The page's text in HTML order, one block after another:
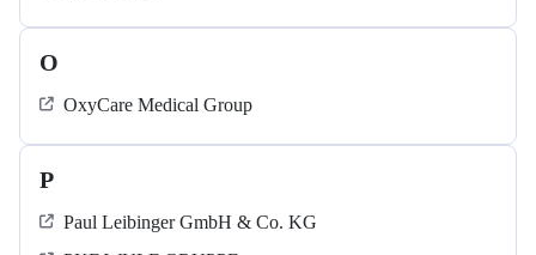
O
OxyCare Medical Group
P
Paul Leibinger GmbH & Co. KG